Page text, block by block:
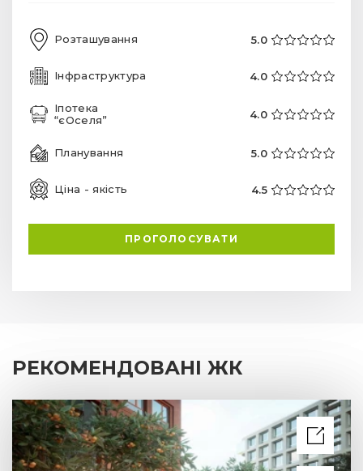
Розташування 5.0
Інфраструктура 4.0
Іпотека
“єОселя”
4.0
Планування 5.0
Ціна - якість 4.5
ПРОГОЛОСУВАТИ
РЕКОМЕНДОВАНІ ЖК